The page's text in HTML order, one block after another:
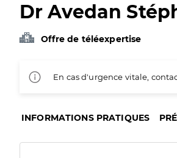
Dr Avedan
Offre de téléexpertise
En cas d'urgence vitale,
INFORMATIONS PRATIQUES